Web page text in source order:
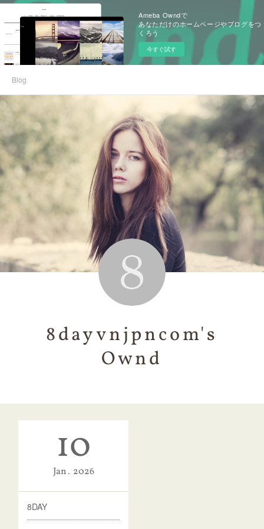
Ameba Owndで
あなただけのホームページやブログをつ
くろう
今すぐ試す
Blog
8dayvnjpncom's
Ownd
10
Jan 2026
8DAY